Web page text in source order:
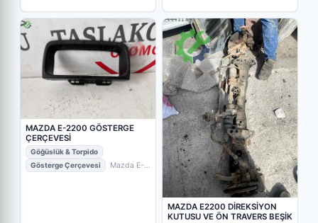
MAZDA E-2200 GÖSTERGE
ÇERÇEVESİ
Göğüslük & Torpido
Gösterge Çerçevesi
Mazda E-
MAZDA E2200 DİREKSİYON
KUTUSU VE ÖN TRAVERS BEŞİK